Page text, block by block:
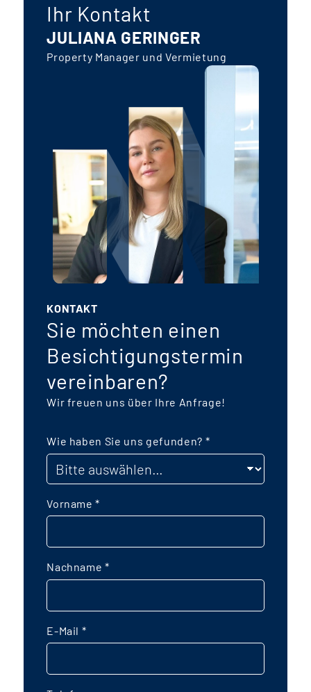
Ihr Kontakt
JULIANA GERINGER
Property Manager und Vermietung
KONTAKT
Sie möchten einen
Besichtigungstermin
vereinbaren?
Wir freuen uns über Ihre Anfrage!
Wie haben Sie uns gefunden? *
Vorname*
Nachname*
E-Mail *